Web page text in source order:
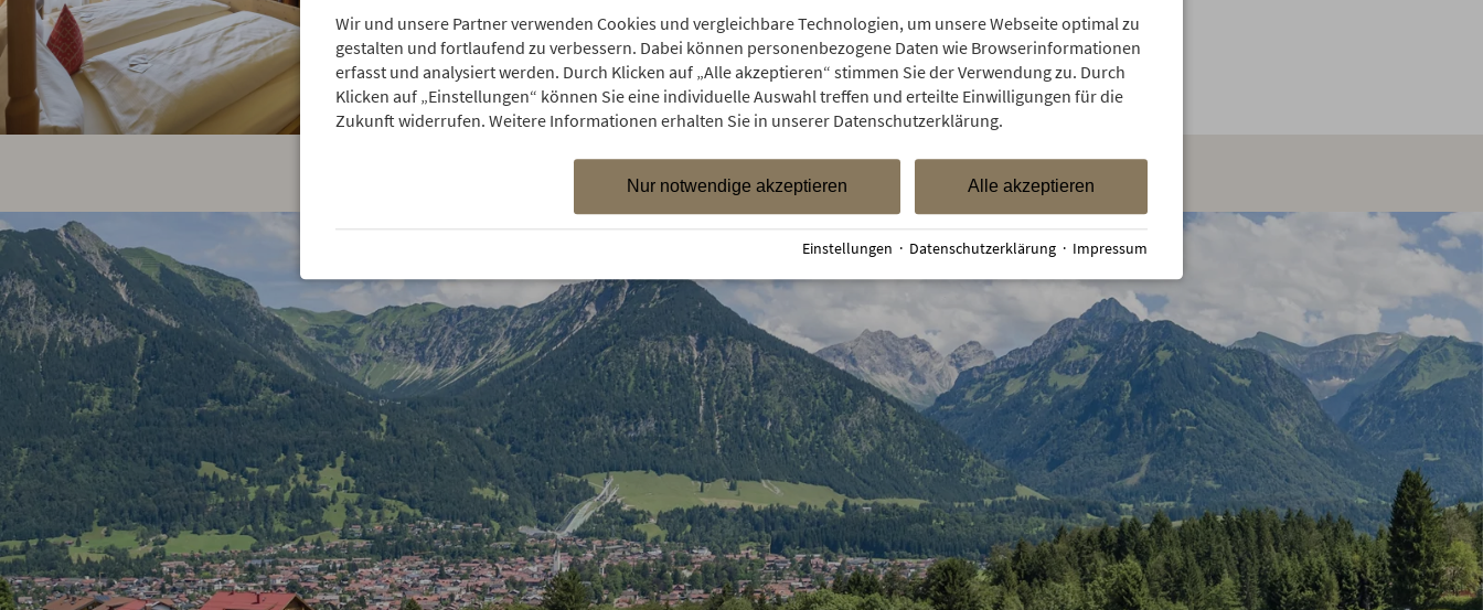
Wir und unsere Partner verwenden Cookies und vergleichbare Technologien, um unsere Webseite optimal zu
gestalten und fortlaufend zu verbessern. Dabei können personenbezogene Daten wie Browserinformationen
erfasst und analysiert werden. Durch Klicken auf „Alle akzeptieren“ stimmen Sie der Verwendung zu. Durch
Klicken auf „Einstellungen“ können Sie eine individuelle Auswahl treffen und erteilte Einwilligungen für die
Zukunft widerrufen. Weitere Informationen erhalten Sie in unserer Datenschutzerklärung.
Alle akzeptieren
Nur notwendige akzeptieren
Einstellungen · Datenschutzerklärung · Impressum